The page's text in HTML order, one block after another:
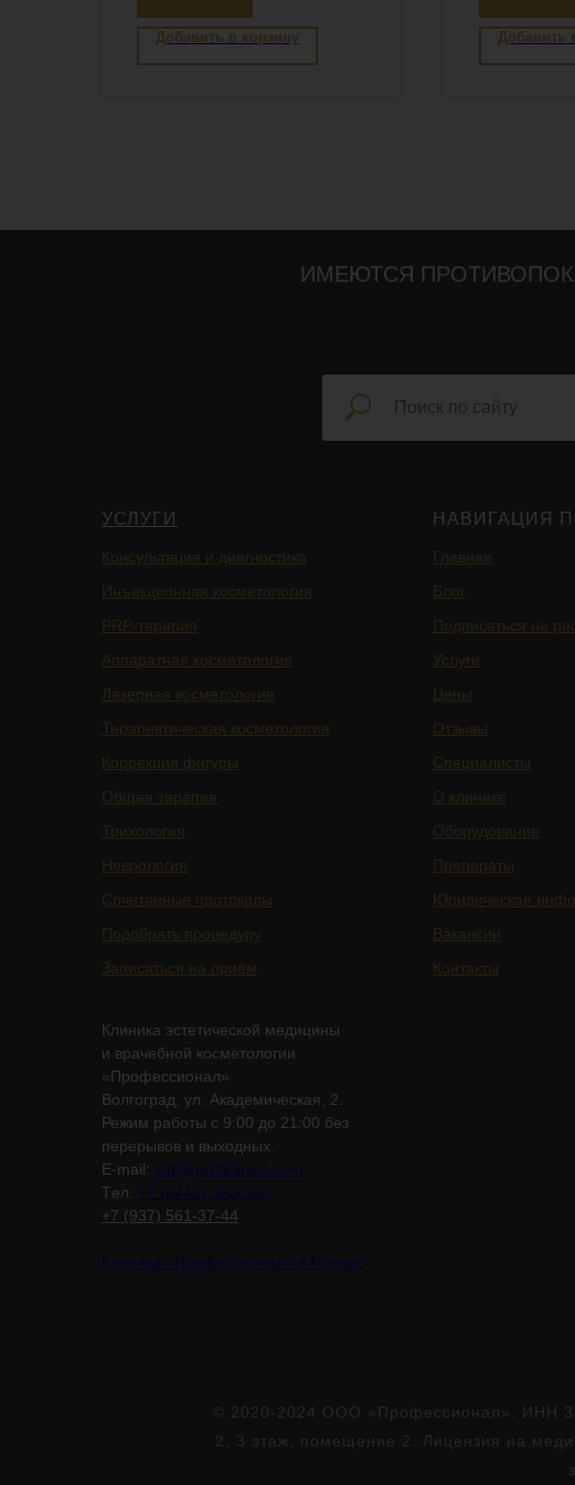
Добавить в корзину Добавить
ИМЕЮТСЯ
УСЛУГИ
Консультация и диагностика
Инъекционная косметология
PRP-терапия
Аппаратная косметология
Лазерная косметология
Терапевтическая косметология
Коррекция фигуры
Общая терапия
Трихология
Неврология
Сочетанные протоколы
Подобрать процедуру
Записаться на приём
НАВИГАЦИЯ
Главная
Блог
Подписаться на
Услуги
Цены
Отзывы
Специалисты
О клинике
Оборудование
Препараты
Юридическая
Вакансии
Контакты
Клиника эстетической медицины
и врачебной косметологии
«Профессионал»
Волгоград, ул. Академическая, 2.
Режим работы с 9:00 до 21:00 без
перерывов и выходных.
E-mail: info@proficlinica.com
Tел. +7 (8442) 320-320
+7 (937) 561-37-44
Клиника «Профессионал» в Москве
© 2020-2024 ООО «Профессионал». ИНН
2, 3 этаж, помещение 2. Лицензия на